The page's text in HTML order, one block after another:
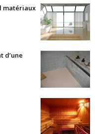
matériaux
d’une